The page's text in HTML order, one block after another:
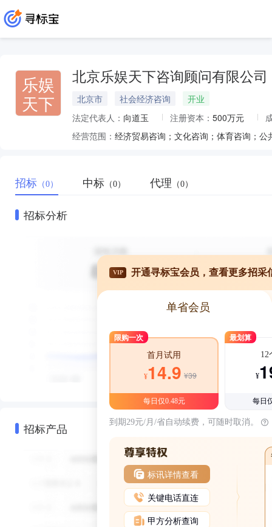
乐娱
天下
北京乐娱天下咨询顾问有限公司
北京市 社会经济咨询
开业
法定代表人： 向道玉 注册资本： 500万元
经营范围：
招标 （0） 中标 （0） 代理 （0）
招标分析
招标产品
VIP 开通寻标宝会员，查看更多招采
单省会员
限购一次
首月试用
¥14.9 ¥39
每日仅0.48元
最划算
12
¥
每日
到期29元/月/省自动续费，可随时取消。
标讯详情查看
关键电话直连
甲方分析查询